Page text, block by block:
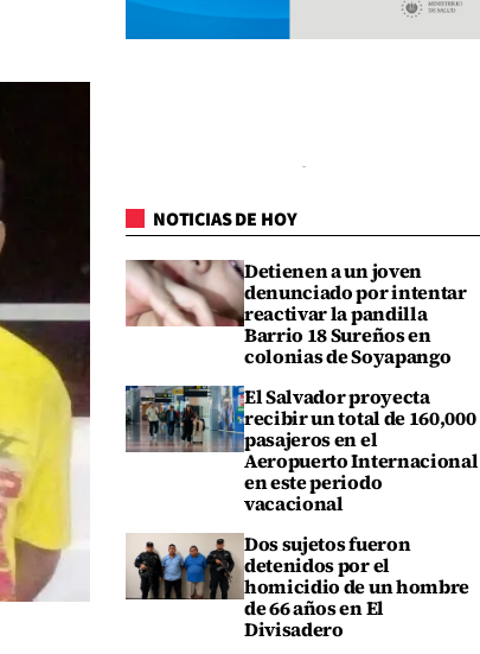
NOTICIAS DE HOY
Detienen a un joven
denunciado por intentar
reactivar la pandilla
Barrio 18 Sureños en
colonias de Soyapango
El Salvador proyecta
recibir un total de 160,000
pasajeros en el
Aeropuerto Internacional
en este periodo
vacacional
Dos sujetos fueron
detenidos por el
homicidio de un hombre
de 66 años en El
Divisadero